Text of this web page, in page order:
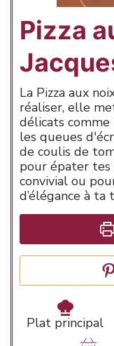
Pizza
La Pizza aux
réaliser, elle
délicats
les queues
de coulis de
pour épater tes
convivial ou
d’élégance à
Plat principal